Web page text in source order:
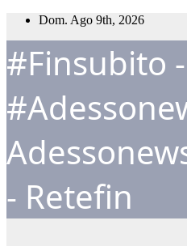
Salta
contenuto
Dom. Ago 9th, 2026
#Finsubito
- Retefin